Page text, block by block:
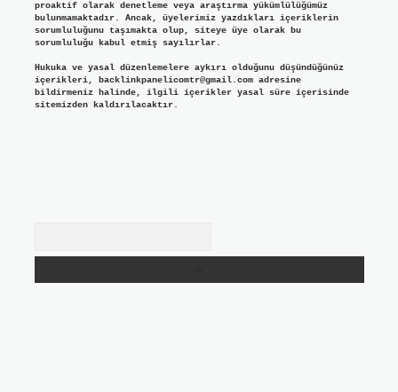
proaktif olarak denetleme veya araştırma yükümlülüğümüz
bulunmamaktadır. Ancak, üyelerimiz yazdıkları içeriklerin
sorumluluğunu taşımakta olup, siteye üye olarak bu
sorumluluğu kabul etmiş sayılırlar.
Hukuka ve yasal düzenlemelere aykırı olduğunu düşündüğünüz
içerikleri, backlinkpanelicomtr@gmail.comadresine
bildirmeniz halinde, ilgili içerikler yasal süre içerisinde
sitemizden kaldırılacaktır.